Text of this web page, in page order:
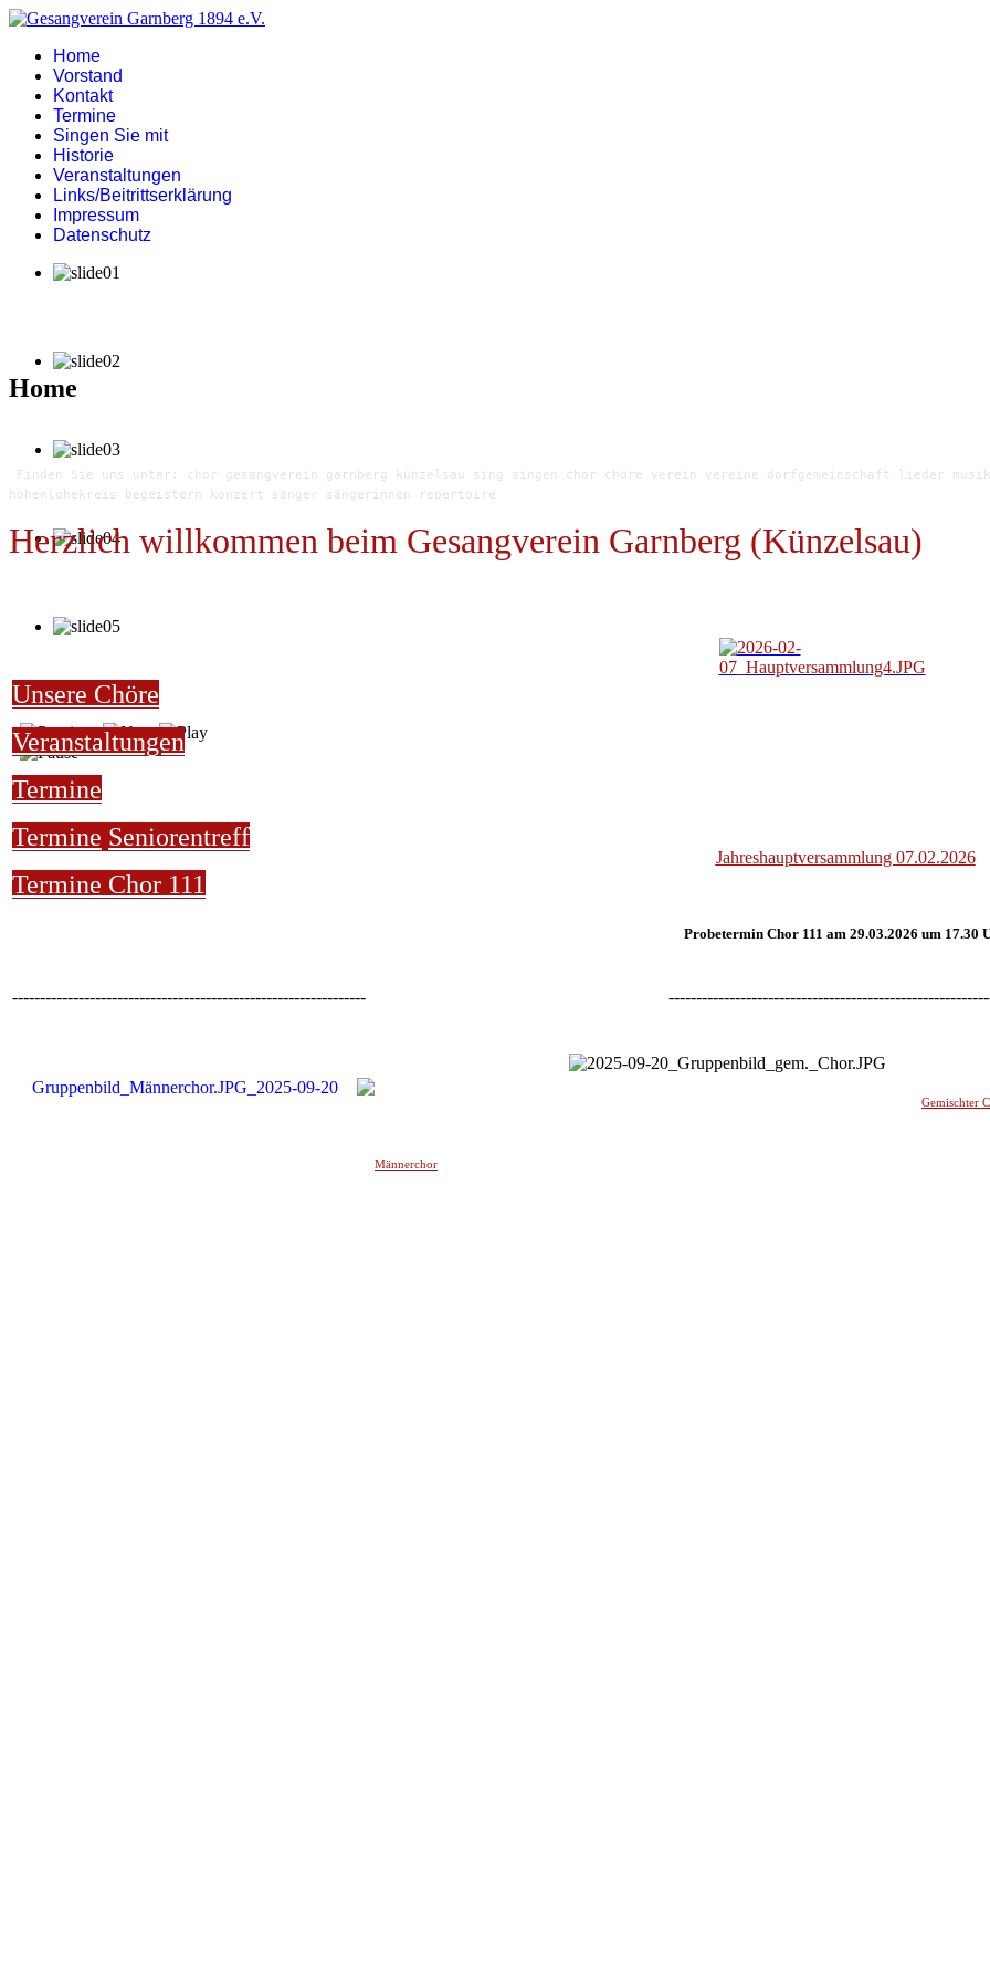
Home
Vorstand
Kontakt
Termine
Singen Sie mit
Historie
Veranstaltungen
Links/Beitrittserklärung
Impressum
Datenschutz
Home
Finden Sie uns unter: chor gesangverein garnberg künzelsau sing singen chor chöre verein vereine dorfgemeinschaft lieder
hohenlohekreis begeistern konzert sänger sängerinnen repertoire
Herzlich willkommen beim Gesangverein Garnberg (Künzelsau)
Unsere Chöre
Veranstaltungen
Termine
Termine Seniorentreff
Termine Chor 111
Jahreshauptversammlung 07.02.2026
Probetermin Chor 111 am 29.03.2026 um 17.30
----------------------------------------------------------------
Männerchor
Gemischter